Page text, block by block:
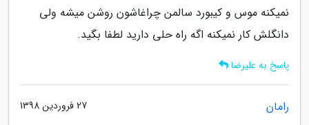
نمیکنه موس و کیبورد سالمن چراغاشون روشن میشه ولی
دانگلش کار نمیکنه اگه راه حلی دارید لطفا بگید.
پاسخ به علیرضا
رامان 27 فروردین 1398